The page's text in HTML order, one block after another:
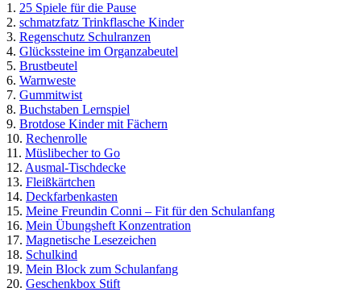
1. 25 Spiele für die Pause
2. schmatzfatz Trinkflasche Kinder
3. Regenschutz Schulranzen
4. Glückssteine im Organzabeutel
5. Brustbeutel
6. Warnweste
7. Gummitwist
8. Buchstaben Lernspiel
9. Brotdose Kinder mit Fächern
10. Rechenrolle
11. Müslibecher to Go
12. Ausmal-Tischdecke
13. Fleißkärtchen
14. Deckfarbenkasten
15. Meine Freundin Conni – Fit für den Schulanfang
16. Mein Übungsheft Konzentration
17. Magnetische Lesezeichen
18. Schulkind
19. Mein Block zum Schulanfang
20. Geschenkbox Stift